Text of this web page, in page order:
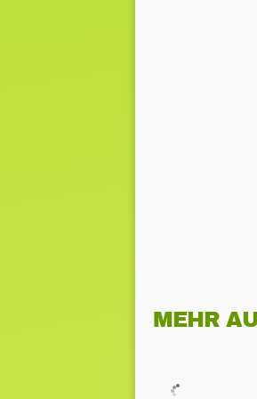
MEHR